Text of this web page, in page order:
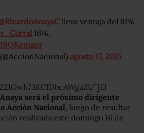
lleva ventaja del 81%
16%.
agosto 17, 2015
será el próximo dirigente
Acción Nacional, luego de resultar
realizada este domingo 16 de